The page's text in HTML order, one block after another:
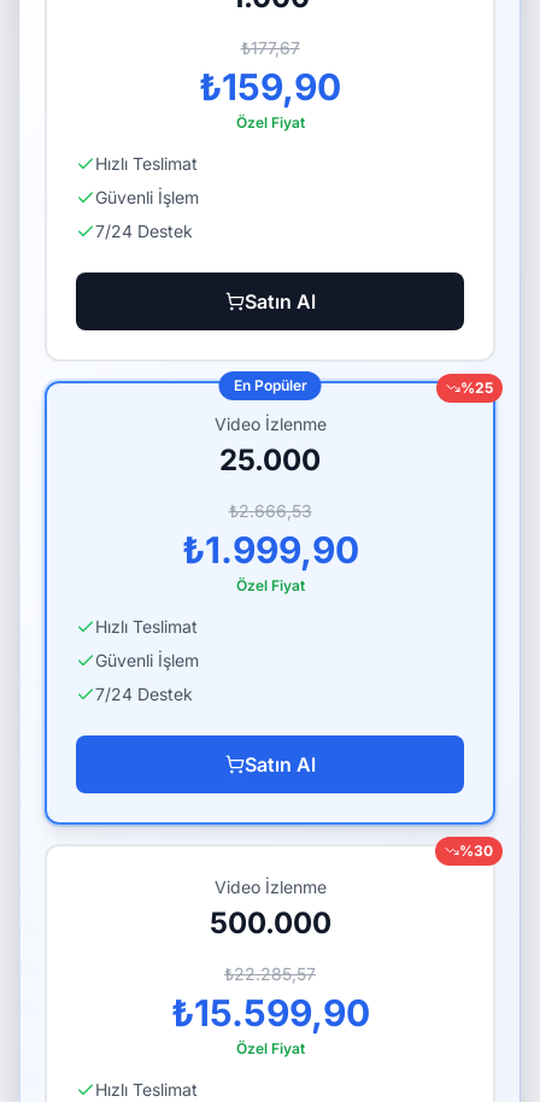
₺177,67
₺159,90
Özel Fiyat
Hızlı Teslimat
Güvenli İşlem
7/24 Destek
Satın Al
En Popüler %25
Video İzlenme
25.000
₺2.666,53
₺1.999,90
Özel Fiyat
Hızlı Teslimat
Güvenli İşlem
7/24 Destek
Satın Al
%30
Video İzlenme
500.000
₺22.285,57
₺15.599,90
Özel Fiyat
Hızlı Teslimat
Güvenli Ödeme
7/24 Destek Gerçek Yorumlar
platformu. Kitleni güvenle ve hızla
ÖZELLIKLER
AI Profil Analizi
YouTube Hizmetleri
Twitter (X) Hizmetleri
Telegram Hizmetleri
Tüm paketler
POPÜLER HIZMETLER